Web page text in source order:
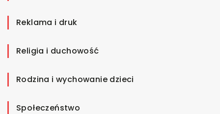
Reklama i druk
Religia i duchowość
Rodzina i wychowanie dzieci
Społeczeństwo